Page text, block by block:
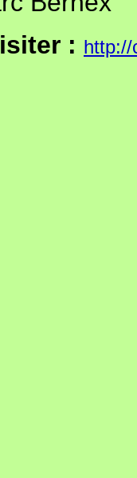
: http://